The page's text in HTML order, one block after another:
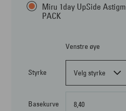
Miru 1day UpSide
PACK
Venstre øye
Styrke Velg styrke
Basekurve 8,40